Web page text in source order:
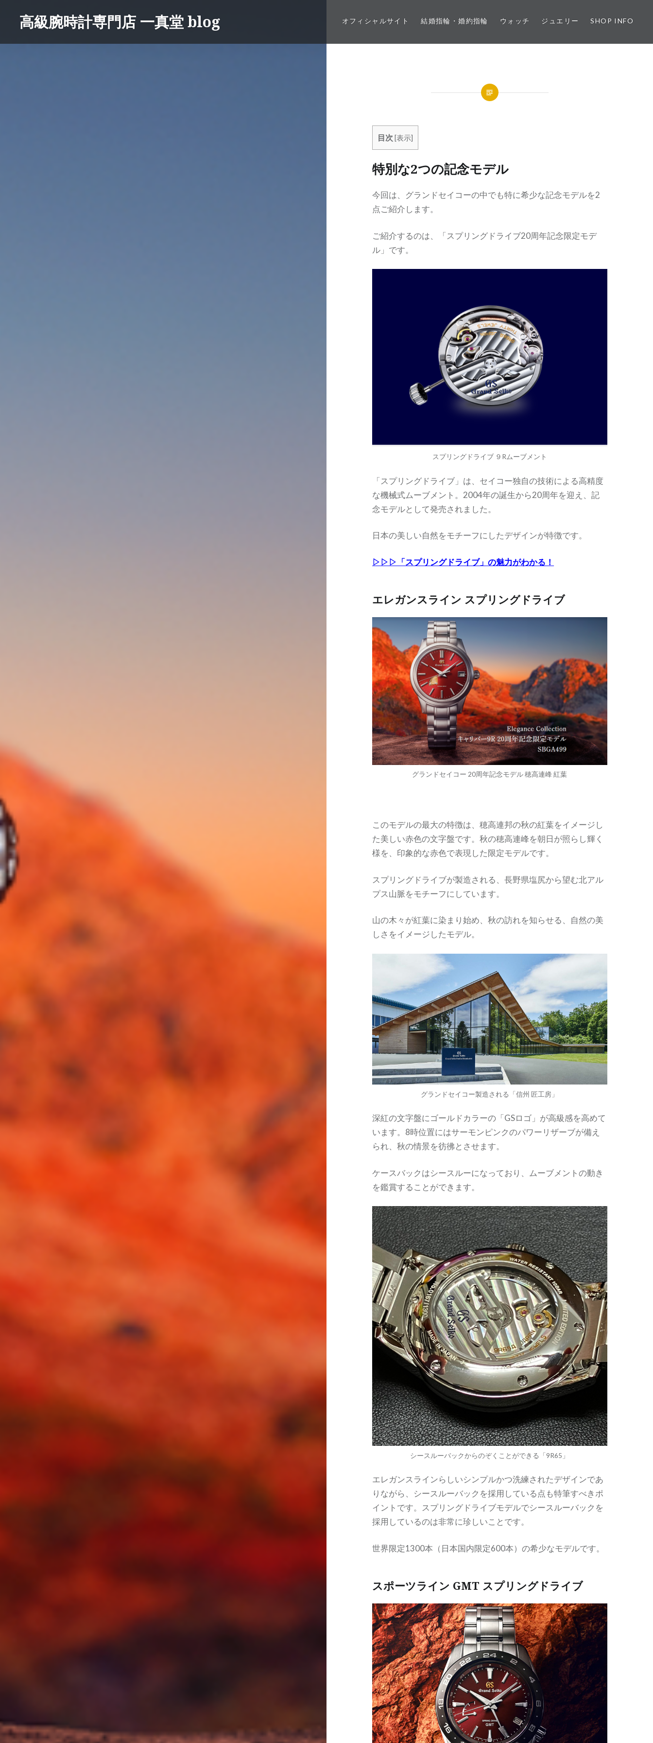
ン
高級腕時計専門店 一真堂 blog オフィシャルサイト 結婚指輪・婚約指輪 ウォッチ ジュエリー SHOP INFO
目次 [表示]
特別な2つの記念モデル
今回は、グランドセイコーの中でも特に希少な記念モデルを2
点ご紹介します。
ご紹介するのは、「スプリングドライブ20周年記念限定モデ
ル」です。
スプリングドライブ ９Rムーブメント
「スプリングドライブ」は、セイコー独自の技術による高精度
な機械式ムーブメント。2004年の誕生から20周年を迎え、記
念モデルとして発売されました。
日本の美しい自然をモチーフにしたデザインが特徴です。
▷▷▷「スプリングドライブ」の魅力がわかる！
エレガンスライン スプリングドライブ
グランドセイコー 20周年記念モデル 穂高連峰 紅葉
このモデルの最大の特徴は、穂高連邦の秋の紅葉をイメージし
た美しい赤色の文字盤です。秋の穂高連峰を朝日が照らし輝く
様を、印象的な赤色で表現した限定モデルです。
スプリングドライブが製造される、長野県塩尻から望む北アル
プス山脈をモチーフにしています。
山の木々が紅葉に染まり始め、秋の訪れを知らせる、自然の美
しさをイメージしたモデル。
グランドセイコー製造される「信州 匠工房」
深紅の文字盤にゴールドカラーの「GSロゴ」が高級感を高めて
います。8時位置にはサーモンピンクのパワーリザーブが備え
られ、秋の情景を彷彿とさせます。
ケースバックはシースルーになっており、ムーブメントの動き
を鑑賞することができます。
シースルーバックからのぞくことができる「9R65」
エレガンスラインらしいシンプルかつ洗練されたデザインであ
りながら、シースルーバックを採用している点も特筆すべきポ
イントです。スプリングドライブモデルでシースルーバックを
採用しているのは非常に珍しいことです。
世界限定1300本（日本国内限定600本）の希少なモデルです。
スポーツライン GMT スプリングドライブ